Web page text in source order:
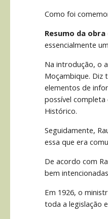
Como foi
Resumo da
essencialmente
Na introdução, o
Moçambique. Diz
elementos de
possível
Histórico.
Seguidamente,
essa que era
De acordo com
bem
Em 1926, o
toda a legislação